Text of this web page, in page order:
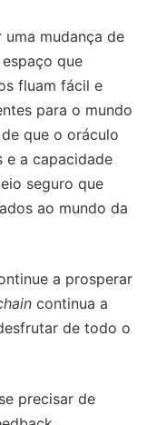
uma mudança de
que
fluam fácil e
para o mundo
que o oráculo
e a capacidade
seguro que
ao mundo da
a prosperar
continua a
de todo o
precisar de